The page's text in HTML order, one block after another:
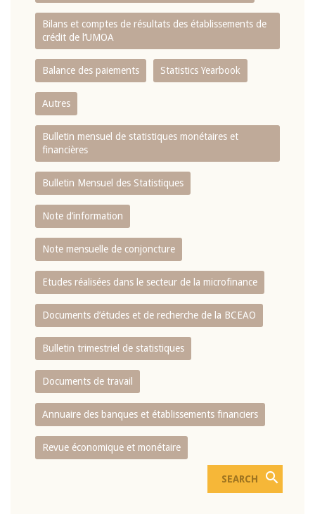
Bilans et comptes de résultats des établissements de
crédit de l‘UMOA
Balance des paiements Statistics Yearbook
Autres
Bulletin mensuel de statistiques monétaires et
financières
Bulletin Mensuel des Statistiques
Note d’information
Note mensuelle de conjoncture
Etudes réalisées dans le secteur de la microfinance
Documents d’études et de recherche de la BCEAO
Bulletin trimestriel de statistiques
Documents de travail
Annuaire des banques et établissements financiers
Revue économique et monétaire